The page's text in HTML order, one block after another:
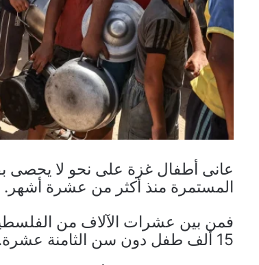
عانى أطفال غزة على نحو لا يحصى
المستمرة منذ أكثر من عشرة أشهر.
فمن بين عشرات الآلاف من
15 ألف طفل دون سن الثامنة عشرة.